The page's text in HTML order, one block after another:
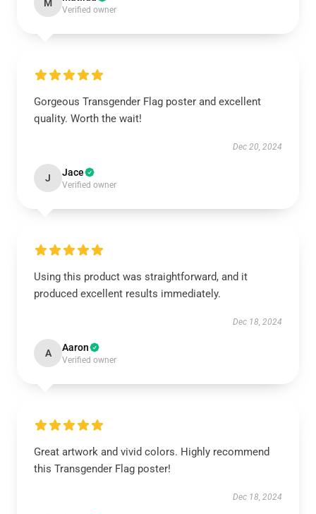
M
Verified owner
Gorgeous Transgender Flag poster and excellent
quality. Worth the wait!
Dec 20, 2024
J Jace
Verified owner
Using this product was straightforward, and it
produced excellent results immediately.
Dec 18, 2024
A Aaron
Verified owner
Great artwork and vivid colors. Highly recommend
this Transgender Flag poster!
Dec 18, 2024